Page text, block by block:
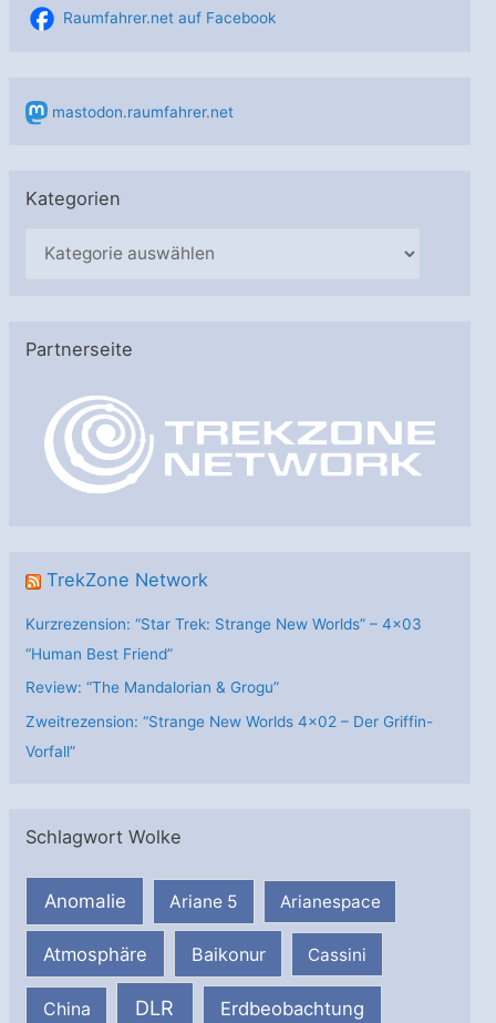
Raumfahrer.net auf Facebook
mastodon.raumfahrer.net
Kategorien
g
Partnerseite
TrekZone Network
Kurzrezension: “Star Trek: Strange New Worlds” – 4×03
“Human Best Friend”
Review: “The Mandalorian & Grogu”
Zweitrezension: “Strange New Worlds 4×02 – Der Griffin-
Vorfall”
Schlagwort Wolke
Anomalie Ariane 5 Arianespace
Atmosphäre Baikonur Cassini
China DLR Erdbeobachtung